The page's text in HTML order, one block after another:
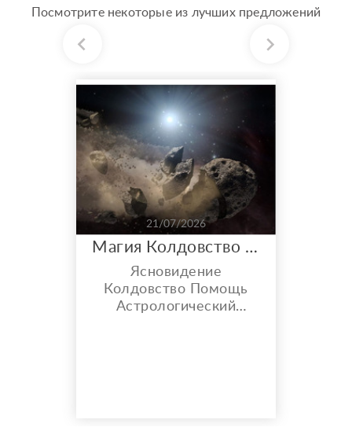
Посмотрите некоторые из лучших предложений
21/07/2026
Магия Колдовство Астрология
Ясновидение
Колдовство Помощь
Астрологический